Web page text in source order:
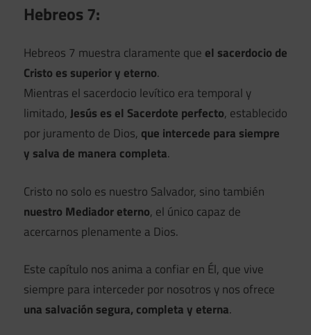
Hebreos 7:
Hebreos 7 muestra claramente que el sacerdocio de
Cristo es superior y eterno.
Mientras el sacerdocio levítico era temporal y
limitado,Jesús es el Sacerdote perfecto, establecido
por juramento de Dios, que intercede para siempre
y salva de manera completa.
Cristo no solo es nuestro Salvador, sino también
nuestro Mediador eterno, el único capaz de
acercarnos plenamente a Dios.
Este capítulo nos anima a confiar en Él, que vive
siempre para interceder por nosotros y nos ofrece
una salvación segura, completa y eterna.